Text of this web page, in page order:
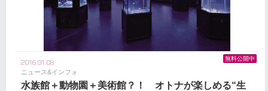
2016.01.08
ニュース&インフォ
水族館＋動物園＋美術館？！ オトナが楽しめる“生
無料公開中